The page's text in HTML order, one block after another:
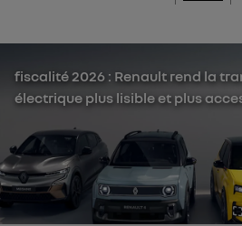
fiscalité 2026 : Renault rend la
électrique plus lisible et plus